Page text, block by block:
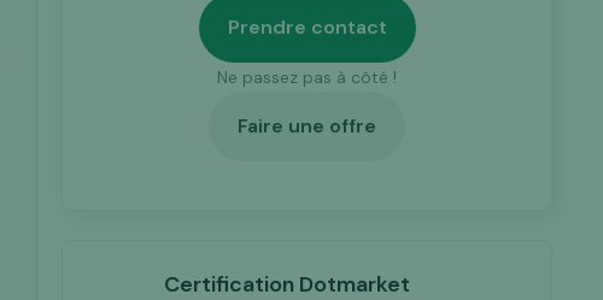
Prendre contact
Ne passez pas à côté !
Faire une offre
Certification Dotmarket